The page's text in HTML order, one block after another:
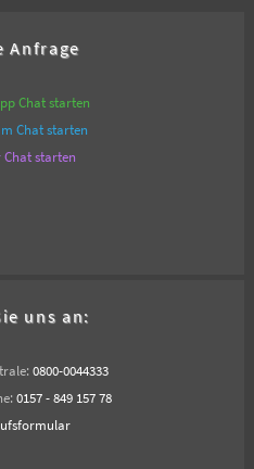
Anfrage
Chat starten
Chat starten
Chat starten
uns an:
0800-0044333
0157 - 849 157 78